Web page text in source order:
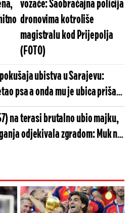
vozače: Saobraćajna policija
dronovima kotroliše
magistralu kod Prijepolja
(FOTO)
ubistva u Sarajevu:
psa a onda mu je ubica prišao
na terasi brutalno ubio majku,
odjekivala zgradom: Muk na